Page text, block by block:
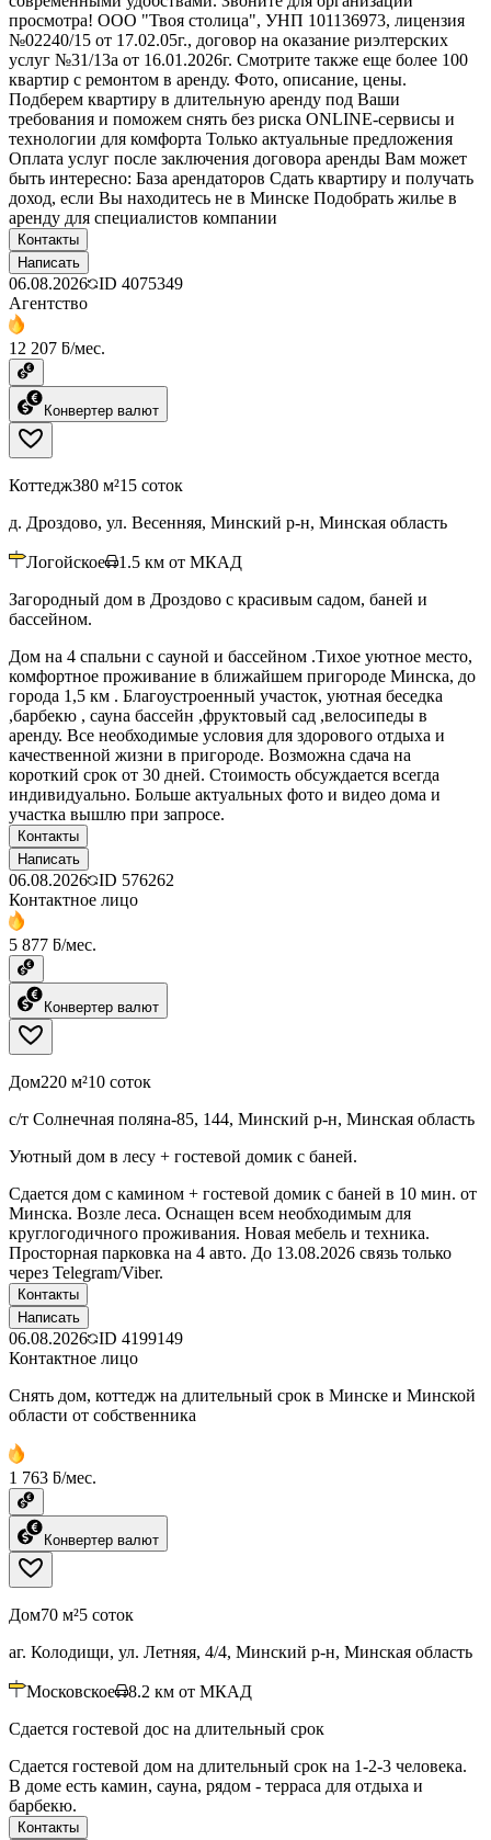
просмотра! ООО "Твоя столица", УНП 101136973, лицензия
№02240/15 от 17.02.05г., договор на оказание риэлтерских
услуг №31/13а от 16.01.2026г. Смотрите также еще более 100
квартир с ремонтом в аренду. Фото, описание, цены.
Подберем квартиру в длительную аренду под Ваши
требования и поможем снять без риска ONLINE-сервисы и
технологии для комфорта Только актуальные предложения
Оплата услуг после заключения договора аренды Вам может
быть интересно: База арендаторов Сдать квартиру и получать
доход, если Вы находитесь не в Минске Подобрать жилье в
аренду для специалистов компании
Контакты
Написать
06.08.2026 ID 4075349
Агентство
12 207 ƃ/мес.
Конвертер валют
Коттедж380 м²15 соток
д. Дроздово, ул. Весенняя, Минский р-н, Минская область
Логойское 1.5 км от МКАД
Загородный дом в Дроздово с красивым садом, баней и
бассейном.
Дом на 4 спальни с сауной и бассейном .Тихое уютное место,
комфортное проживание в ближайшем пригороде Минска, до
города 1,5 км . Благоустроенный участок, уютная беседка
,барбекю , сауна бассейн ,фруктовый сад ,велосипеды в
аренду. Все необходимые условия для здорового отдыха и
качественной жизни в пригороде. Возможна сдача на
короткий срок от 30 дней. Стоимость обсуждается всегда
индивидуально. Больше актуальных фото и видео дома и
участка вышлю при запросе.
Контакты
Написать
06.08.2026 ID 576262
Контактное лицо
5 877 ƃ/мес.
Конвертер валют
Дом220 м²10 соток
с/т Солнечная поляна-85, 144, Минский р-н, Минская область
Уютный дом в лесу + гостевой домик с баней.
Сдается дом с камином + гостевой домик с баней в 10 мин. от
Минска. Возле леса. Оснащен всем необходимым для
круглогодичного проживания. Новая мебель и техника.
Просторная парковка на 4 авто. До 13.08.2026 связь только
через Telegram/Viber.
Контакты
Написать
06.08.2026 ID 4199149
Контактное лицо
Снять дом, коттедж на длительный срок в Минске и Минской
области от собственника
1 763 ƃ/мес.
Конвертер валют
Дом70 м²5 соток
аг. Колодищи, ул. Летняя, 4/4, Минский р-н, Минская область
Московское 8.2 км от МКАД
Сдается гостевой дос на длительный срок
Сдается гостевой дом на длительный срок на 1-2-3 человека.
В доме есть камин, сауна, рядом - терраса для отдыха и
барбекю.
Контакты